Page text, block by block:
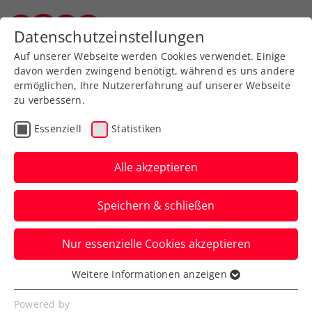
Zurück zur Newsübersicht
ATP
Sebastian Ofner ist auf
bestem Weg ins
Hauptfeld der Erste Bank
Open
Nach seinem Achtelfinal-Einzug bei den
French Open und dem Turniersieg in
Salzburg.
Datenschutzeinstellungen
Auf unserer Webseite werden Cookies verwendet. Einige
davon werden zwingend benötigt, während es uns andere
ermöglichen, Ihre Nutzererfahrung auf unserer Webseite
zu verbessern.
Essenziell Statistiken
Alle akzeptieren
Speichern & schließen
Nur essenzielle Cookies akzeptieren
Essenziell
Essenzielle Cookies werden für grundlegende
Weitere Informationen anzeigen
Powered by